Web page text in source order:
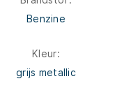
Benzine
Kleur:
grijs metallic